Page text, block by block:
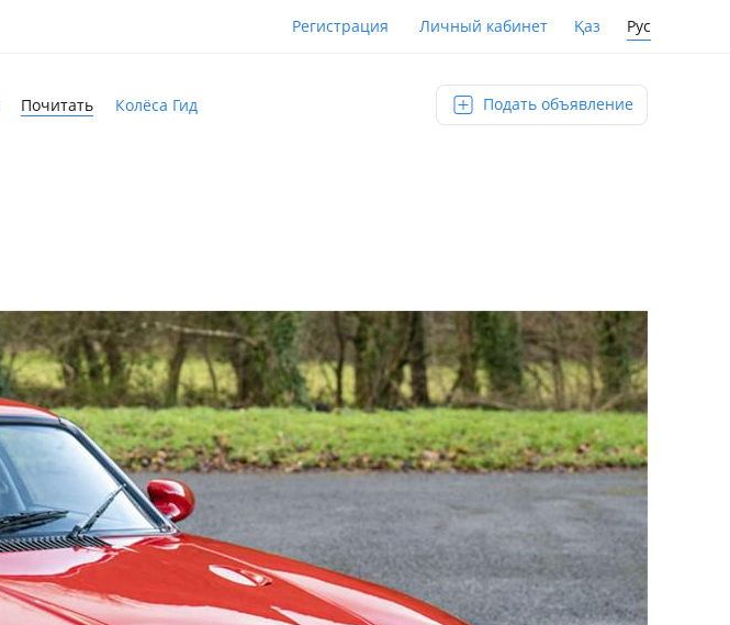
Регистрация Личный кабинет Қаз Рус
Почитать Колёса Гид Подать объявление